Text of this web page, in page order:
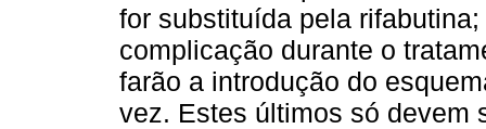
for substituída pela
complicação durante o
farão a introdução do
vez. Estes últimos só devem